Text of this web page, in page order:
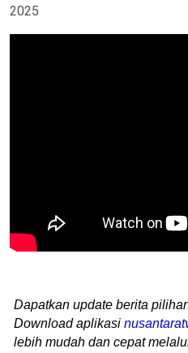
2025
Dapatkan update berita
Download aplikasi
lebih mudah dan cepat